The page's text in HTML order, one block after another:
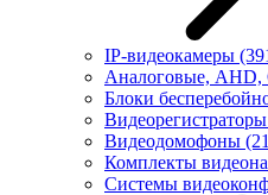
IP-видеокамеры
Аналоговые,
Блоки
Видеорегистраторы
Видеодомофоны
Комплекты
Системы